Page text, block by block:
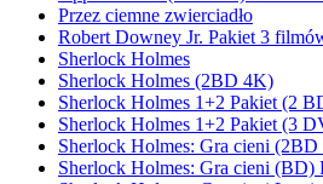
Przez ciemne zwierciadło
Robert Downey Jr. Pakiet 3
Sherlock Holmes
Sherlock Holmes (2BD 4K)
Sherlock Holmes 1+2 Pakiet (2
Sherlock Holmes 1+2 Pakiet (3
Sherlock Holmes: Gra cieni
Sherlock Holmes: Gra cieni (BD)